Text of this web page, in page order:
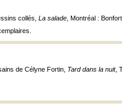
collés, La salade , Montréal :
de Célyne Fortin, Tard dans la nuit,